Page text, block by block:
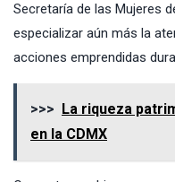
Secretaría de las Mujeres
especializar aún más la
acciones emprendidas
>>> La riqueza
en la CDMX